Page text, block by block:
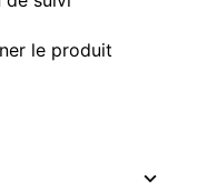
le produit